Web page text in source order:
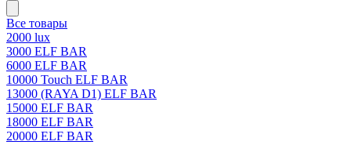
Все товары
2000 lux
3000 ELF BAR
6000 ELF BAR
10000 Touch ELF BAR
13000 (RAYA D1) ELF BAR
15000 ELF BAR
18000 ELF BAR
20000 ELF BAR